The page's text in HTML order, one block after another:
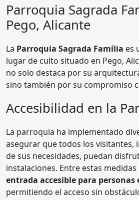
Parroquia Sagrada
Pego, Alicante
La Parroquia Sagrada Família es
lugar de culto situado en Pego,
no solo destaca por su
sino también por su compromiso
Accesibilidad en la
La parroquia ha implementado
asegurar que todos los visitantes,
de sus necesidades, puedan
instalaciones. Entre estas medidas
entrada accesible para personas
permitiendo el acceso sin